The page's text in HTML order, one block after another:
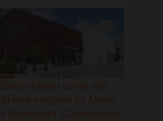
Electroplanet ouvre son
41ème magasin au Maroc
à Bouskoura (Casablanca)